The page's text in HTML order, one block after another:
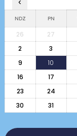
NDZ PN
26 27
2
3
9
10
16
17
23
24
30
31